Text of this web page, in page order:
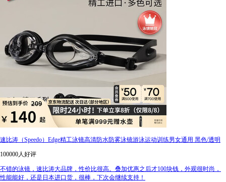
速比涛（Speedo）Edge精工泳镜高清防水防雾泳镜游泳运动训练男女通用 黑色/透明
100000人好评
不错的泳镜，速比涛大品牌，性价比很高。叠加优惠之后才100块钱，外观很时尚，
性能能好，还是日本进口货，很棒，下次会继续支持！